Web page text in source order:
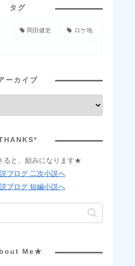
タグ
岡田健史 ロケ地
ーカイブ
ると、励みになります★
Me★